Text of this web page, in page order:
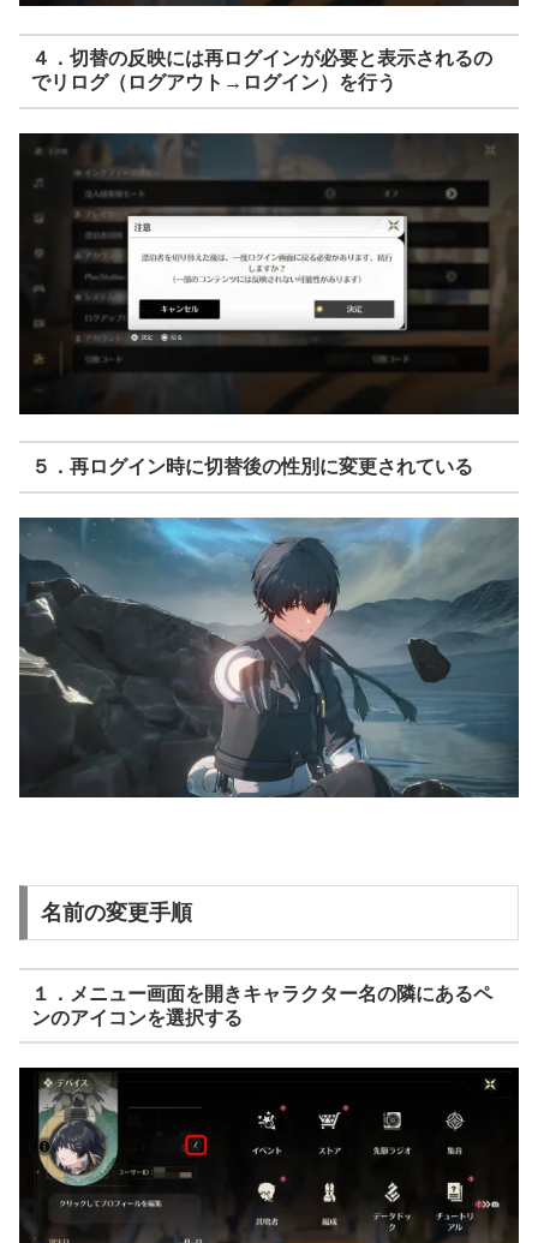
４．切替の反映には再ログインが必要と表示されるの
でリログ（ログアウト→ログイン）を行う
５．再ログイン時に切替後の性別に変更されている
名前の変更手順
１．メニュー画面を開きキャラクター名の隣にあるペ
ンのアイコンを選択する